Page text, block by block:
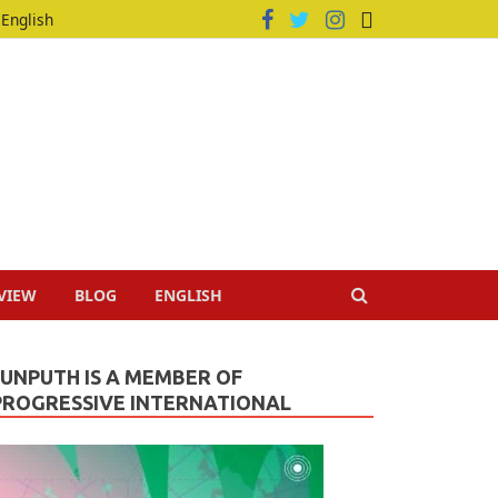
English
BLOG ENGLISH
IS A MEMBER OF
INTERNATIONAL